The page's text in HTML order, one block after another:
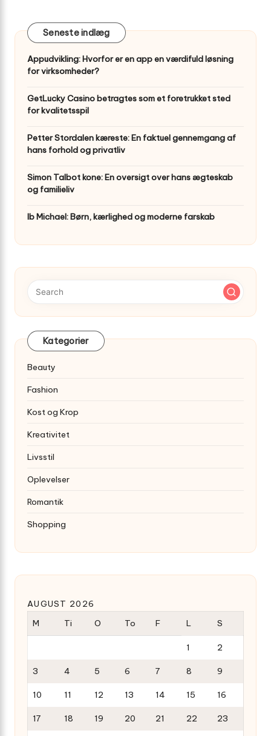
Seneste indlæg
Appudvikling: Hvorfor er en app en værdifuld løsning
for virksomheder?
GetLucky Casino betragtes som et foretrukket sted
for kvalitetsspil
Petter Stordalen kæreste: En faktuel gennemgang af
hans forhold og privatliv
Simon Talbot kone: En oversigt over hans ægteskab
og familieliv
Ib Michael: Børn, kærlighed og moderne farskab
Kategorier
Beauty
Fashion
Kost og Krop
Kreativitet
Livsstil
Oplevelser
Romantik
Shopping
AUGUST 2026
M
Ti O To F L S
1 2
3 4 5 6 7 8 9
10 11 12 13 14 15 16
17 18 19 20 21 22 23